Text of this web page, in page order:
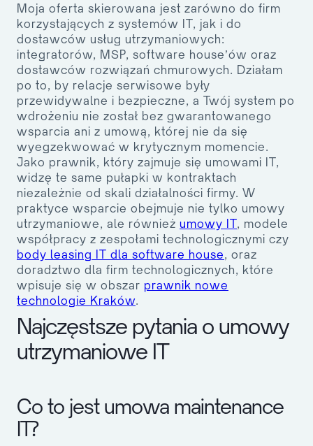
Moja oferta skierowana jest zarówno do firm
korzystających z systemów IT, jak i do
dostawców usług utrzymaniowych:
integratorów, MSP, software house’ów oraz
dostawców rozwiązań chmurowych. Działam
po to, by relacje serwisowe były
przewidywalne i bezpieczne, a Twój system po
wdrożeniu nie został bez gwarantowanego
wsparcia ani z umową, której nie da się
wyegzekwować w krytycznym momencie.
Jako prawnik, który zajmuje się umowami IT,
widzę te same pułapki w kontraktach
niezależnie od skali działalności firmy. W
praktyce wsparcie obejmuje nie tylko umowy
utrzymaniowe, ale również umowy IT, modele
współpracy z zespołami technologicznymi czy
body leasing IT dla software house, oraz
doradztwo dla firm technologicznych, które
wpisuje się w obszar prawnik nowe
technologie Kraków.
Najczęstsze pytania o umowy
utrzymaniowe IT
Co to jest umowa maintenance
IT?